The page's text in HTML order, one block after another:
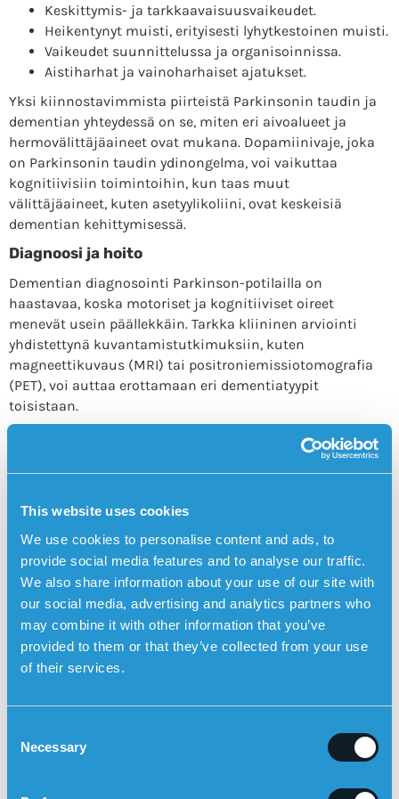
This website uses cookies
We use cookies to personalise content and ads, to
provide social media features and to analyse our traffic.
We also share information about your use of our site with
our social media, advertising and analytics partners who
may combine it with other information that you’ve
provided to them or that they’ve collected from your use
of their services.
Necessary
Keskittymis- ja tarkkaavaisuusvaikeudet.
Heikentynyt muisti, erityisesti lyhytkestoinen muisti.
Vaikeudet suunnittelussa ja organisoinnissa.
Aistiharhat ja vainoharhaiset ajatukset.
Yksi kiinnostavimmista piirteistä Parkinsonin taudin ja
dementian yhteydessä on se, miten eri aivoalueet ja
hermovälittäjäaineet ovat mukana. Dopamiinivaje, joka
on Parkinsonin taudin ydinongelma, voi vaikuttaa
kognitiivisiin toimintoihin, kun taas muut
välittäjäaineet, kuten asetyylikoliini, ovat keskeisiä
dementian kehittymisessä.
Diagnoosi ja hoito
Dementian diagnosointi Parkinson-potilailla on
haastavaa, koska motoriset ja kognitiiviset oireet
menevät usein päällekkäin. Tarkka kliininen arviointi
yhdistettynä kuvantamistutkimuksiin, kuten
magneettikuvaus (MRI) tai positroniemissiotomografia
(PET), voi auttaa erottamaan eri dementiatyypit
toisistaan.
Parkinsonin taudin dementian hoito keskittyy yleensä
asetyylikoliiniesteraasin estäjät, voivat parantaa
fysioterapia, kognitiivinen harjoittelu ja läheisten tuki
ovat tärkeitä hoidon osia.
Tutkimuksen edistysaskeleet
Tutkimus Parkinsonin taudin ja dementian yhteydestä
etenee vauhdilla. Uudet havainnot Lewyn kappaleiden
roolista ja siitä, miten aivojen välittäjäaineet ovat
vuorovaikutuksessa, ovat johtaneet lupaavien
hoitomuotojen kehittämiseen. Lisäksi käynnissä on
suurimmassa riskissä kehittää dementia.